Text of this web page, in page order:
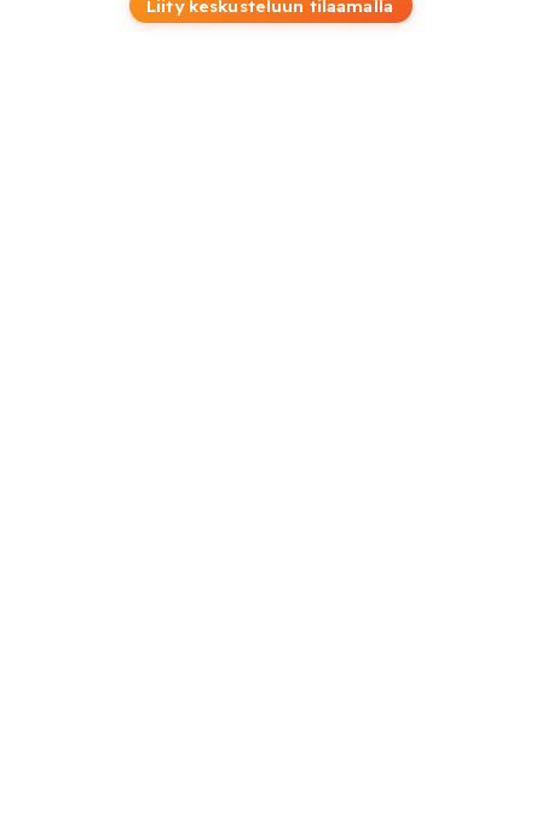
Liity keskusteluun tilaamalla